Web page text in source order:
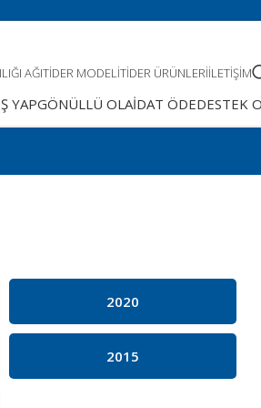
AĞITIDER MODELITIDER ÜRÜNLERIİLETIŞIM
YAPGÖNÜLLÜ OLAİDAT ÖDEDESTEK
2020
2015